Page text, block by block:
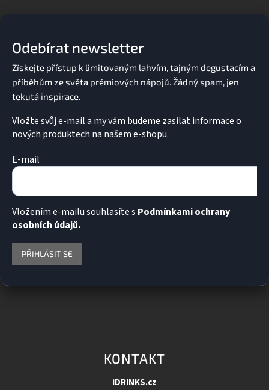
r
k
y
p
i
s
Odebírat newsletter
Vložte svůj e-mail a my vám budeme zasílat informace o
nových produktech na našem e-shopu.
E-mail
Vložením e-mailu souhlasíte s Podmínkami ochrany
osobních údajů.
PŘIHLÁSIT SE
KONTAKT
iDRINKS.cz